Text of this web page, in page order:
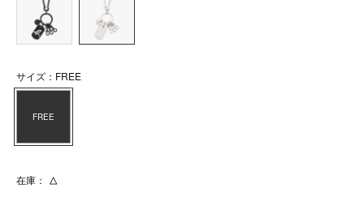
サイズ：FREE
FREE
在庫： △